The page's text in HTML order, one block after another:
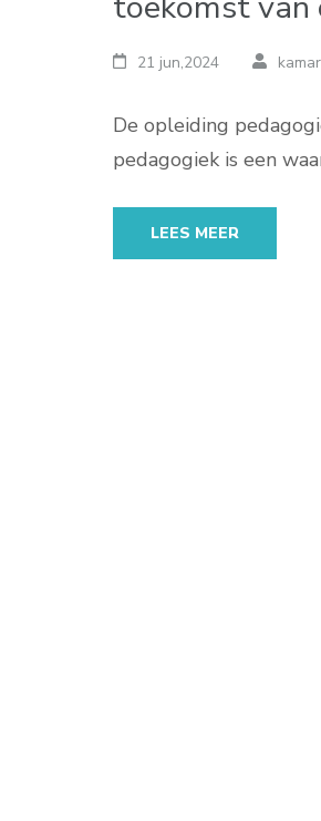
21 jun,2024
De opleiding
pedagogiek is een
LEES MEER